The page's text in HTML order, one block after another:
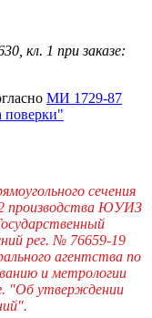
кл. 1 при заказе:
МИ 1729-87
сечения
ЮУИЗ
рег. № 76659-19
агентства по
и метрологии
"Об утверждении